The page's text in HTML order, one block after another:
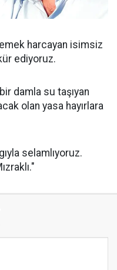
harcayan isimsiz
ediyoruz.
damla su taşıyan
olan yasa hayırlara
selamlıyoruz.